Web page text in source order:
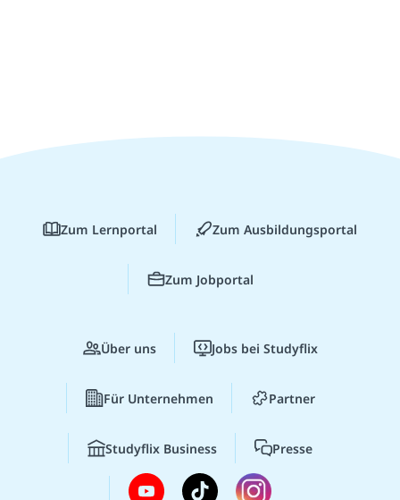
Zum Lernportal Zum Ausbildungsportal
Zum Jobportal
Über uns Jobs bei Studyflix
Für Unternehmen Partner
Studyflix Business Presse